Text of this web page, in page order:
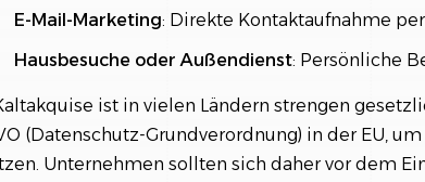
E-Mail-Marketing: Direkte Kontaktaufnahme
Hausbesuche oder Außendienst: Persönliche
ist in vielen Ländern strengen
(Datenschutz-Grundverordnung) in der EU,
Unternehmen sollten sich daher vor dem